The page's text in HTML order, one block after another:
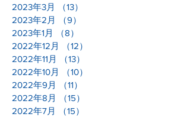
2023年3月
（13）
2023年2月
（9）
2023年1月
（8）
2022年12月
（12）
2022年11月
（13）
2022年10月
（10）
2022年9月
（11）
2022年8月
（15）
2022年7月
（15）